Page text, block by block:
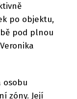
po objektu,
pod plnou
osobu
zóny. Její